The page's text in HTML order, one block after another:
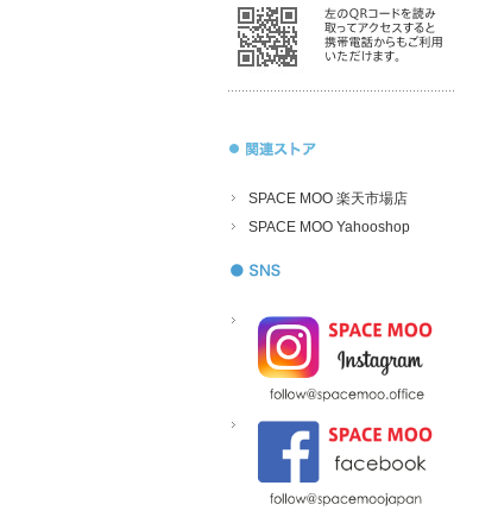
SPACE MOO 楽天市場店
SPACE MOO Yahooshop